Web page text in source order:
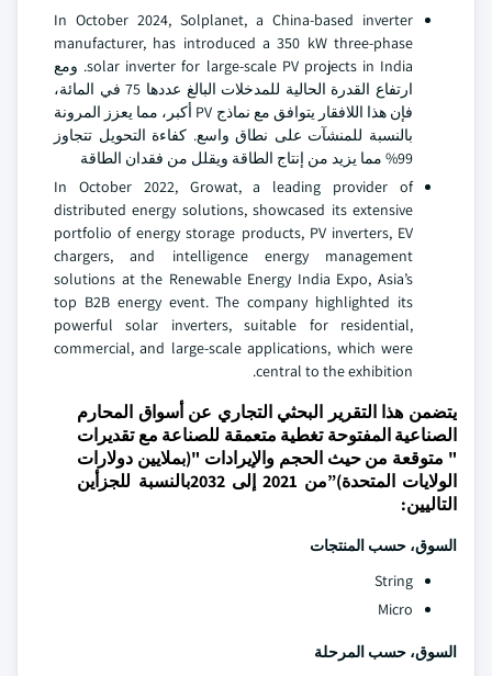
In October 2024, Solplanet, a China-based inverter
manufacturer, has introduced a 350 kW three-phase
solar inverter for large-scale PV projects in India. ومع
ارتفاع القدرة الحالية للمدخلات البالغ عددها 75 في المائة،
فإن هذا اللافقار يتوافق مع نماذج PV أكبر، مما يعزز المرونة
بالنسبة للمنشآت على نطاق واسع. كفاءة التحويل تتجاوز
99% مما يزيد من إنتاج الطاقة ويقلل من فقدان الطاقة
In October 2022, Growat, a leading provider of
distributed energy solutions, showcased its extensive
portfolio of energy storage products, PV inverters, EV
chargers, and intelligence energy management
solutions at the Renewable Energy India Expo, Asia’s
top B2B energy event. The company highlighted its
powerful solar inverters, suitable for residential,
commercial, and large-scale applications, which were
central to the exhibition.
يتضمن هذا التقرير البحثي التجاري عن أسواق المحارم
الصناعية المفتوحة تغطية متعمقة للصناعة مع تقديرات
" متوقعة من حيث الحجم والإيرادات "(بملايين دولارات
الولايات المتحدة)”من 2021 إلى 2032بالنسبة للجزأين
التاليين:
السوق، حسب المنتجات
String
Micro
السوق، حسب المرحلة